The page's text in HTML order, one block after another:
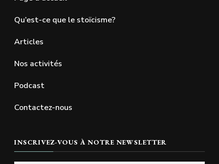
Qu’est-ce que le stoïcisme?
Articles
Nos activités
Podcast
Contactez-nous
INSCRIVEZ-VOUS À NOTRE NEWSLETTER